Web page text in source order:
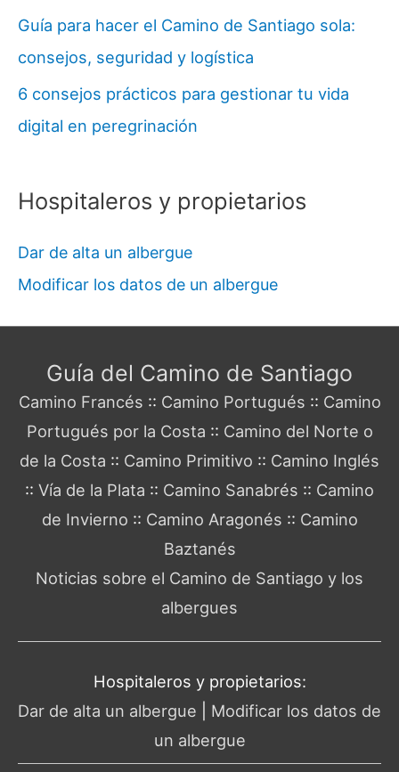
Guía para hacer el Camino de Santiago sola:
consejos, seguridad y logística
6 consejos prácticos para gestionar tu vida
digital en peregrinación
Hospitaleros y propietarios
Dar de alta un albergue
Modificar los datos de un albergue
Guía del Camino de Santiago
Camino Francés :: Camino Portugués :: Camino
Portugués por la Costa :: Camino del Norte o
de la Costa :: Camino Primitivo :: Camino Inglés
:: Vía de la Plata :: Camino Sanabrés :: Camino
de Invierno :: Camino Aragonés :: Camino
Baztanés
Noticias sobre el Camino de Santiago y los
albergues
Hospitaleros y propietarios:
Dar de alta un albergue
Modificar los datos de
un albergue